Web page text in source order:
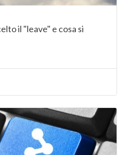
il "leave" e cosa si